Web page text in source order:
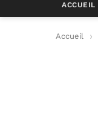
ACCUEIL
Accueil